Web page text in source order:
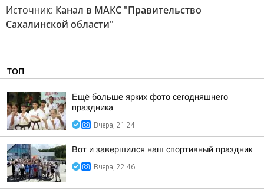
Источник: Канал в МАКС "Правительство
Сахалинской области"
ТОП
Ещё больше ярких фото сегодняшнего
праздника
Вчера, 21:24
Вот и завершился наш спортивный праздник
Вчера, 22:46